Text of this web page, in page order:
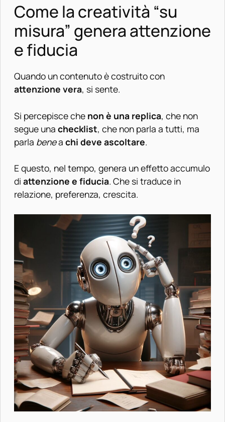
Come la creatività “su
misura” genera attenzione
e fiducia
Quando un contenuto è costruito con
attenzione vera, si sente.
Si percepisce che non è una replica, che non
segue una checklist, che non parla a tutti, ma
parla benea chi deve ascoltare.
E questo, nel tempo, genera un effetto accumulo
di attenzione e fiducia. Che si traduce in
relazione, preferenza, crescita.